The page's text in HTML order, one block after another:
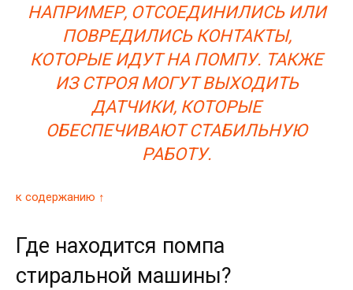
НАПРИМЕР, ОТСОЕДИНИЛИСЬ ИЛИ
ПОВРЕДИЛИСЬ КОНТАКТЫ,
КОТОРЫЕ ИДУТ НА ПОМПУ. ТАКЖЕ
ИЗ СТРОЯ МОГУТ ВЫХОДИТЬ
ДАТЧИКИ, КОТОРЫЕ
ОБЕСПЕЧИВАЮТ СТАБИЛЬНУЮ
РАБОТУ.
к содержанию ↑
Где находится помпа
стиральной машины?